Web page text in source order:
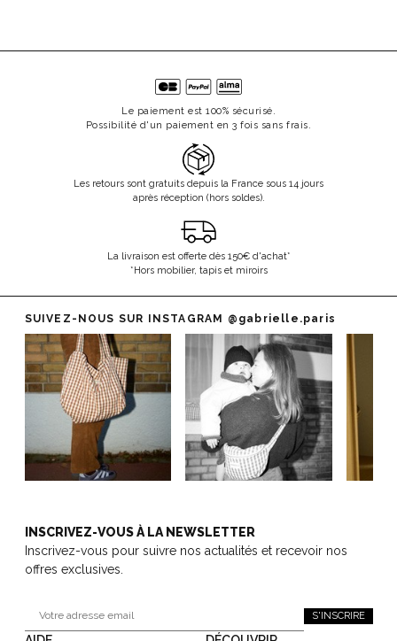
Le paiement est 100% sécurisé.
Possibilité d'un paiement en 3 fois sans frais.
Les retours sont gratuits depuis la France sous 14 jours
après réception (hors soldes).
La livraison est offerte dès 150€ d'achat*
*Hors mobilier, tapis et miroirs
SUIVEZ-NOUS SUR INSTAGRAM @gabrielle.paris
INSCRIVEZ-VOUS À LA NEWSLETTER
Inscrivez-vous pour suivre nos actualités et recevoir nos
offres exclusives.
S'INSCRIRE